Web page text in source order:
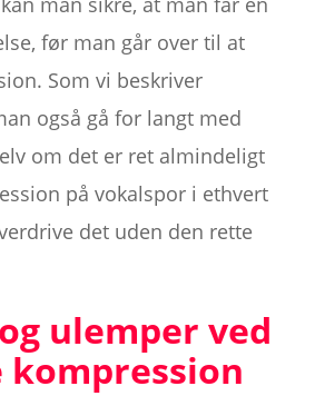
før man går over til at
Som vi beskriver
også gå for langt med
om det er ret almindeligt
på vokalspor i ethvert
det uden den rette
ulemper ved
kompression